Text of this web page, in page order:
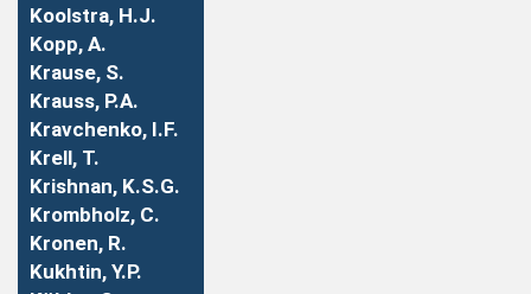
Koolstra, H.J.
Kopp, A.
Krause, S.
Krauss, P.A.
Kravchenko, I.F.
Krell, T.
Krishnan, K.S.G.
Krombholz, C.
Kronen, R.
Kukhtin, Y.P.